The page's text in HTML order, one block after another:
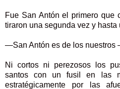
Fue San Antón el primero que
tiraron una segunda vez y hasta
—San Antón es de los nuestros
Ni cortos ni perezosos los
santos con un fusil en las
estratégicamente por las